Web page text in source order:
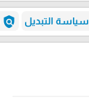
سياسة التبديل policy